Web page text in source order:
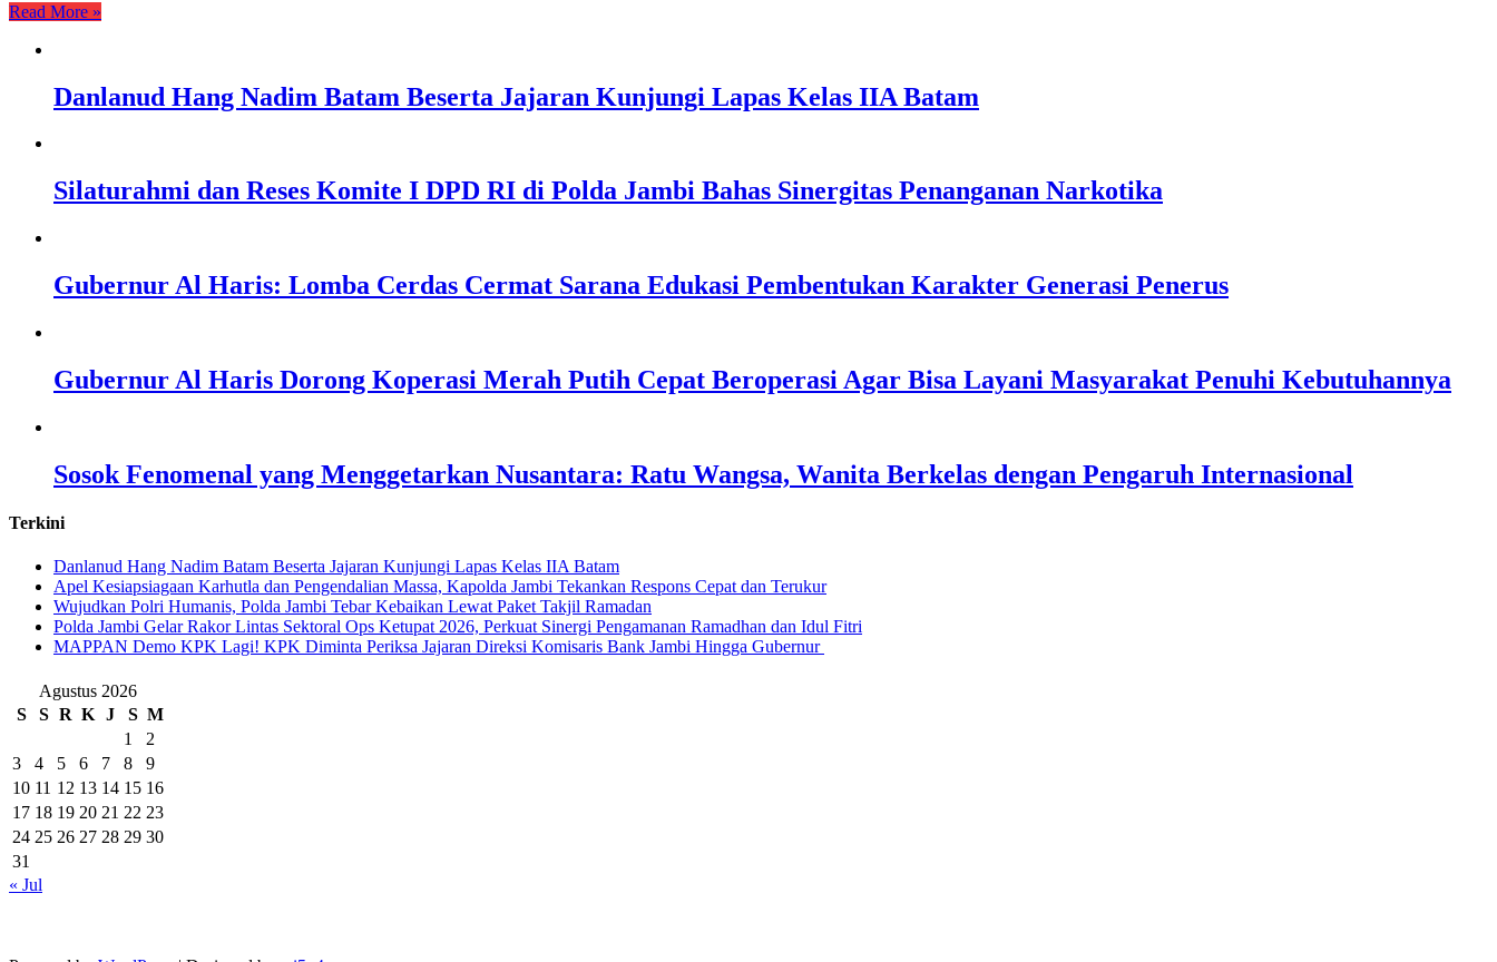
Read More »
Danlanud Hang Nadim Batam Beserta Jajaran Kunjungi Lapas Kelas IIA Batam
Silaturahmi dan Reses Komite I DPD RI di Polda Jambi Bahas Sinergitas Penanganan Narkotika
Gubernur Al Haris: Lomba Cerdas Cermat Sarana Edukasi Pembentukan Karakter Generasi Penerus
Gubernur Al Haris Dorong Koperasi Merah Putih Cepat Beroperasi Agar Bisa Layani Masyarakat Penuhi Kebutuhannya
Sosok Fenomenal yang Menggetarkan Nusantara: Ratu Wangsa, Wanita Berkelas dengan Pengaruh Internasional
Terkini
Danlanud Hang Nadim Batam Beserta Jajaran Kunjungi Lapas Kelas IIA Batam
Apel Kesiapsiagaan Karhutla dan Pengendalian Massa, Kapolda Jambi Tekankan Respons Cepat dan Terukur
Wujudkan Polri Humanis, Polda Jambi Tebar Kebaikan Lewat Paket Takjil Ramadan
Polda Jambi Gelar Rakor Lintas Sektoral Ops Ketupat 2026, Perkuat Sinergi Pengamanan Ramadhan dan Idul Fitri
‎MAPPAN Demo KPK Lagi! KPK Diminta Periksa Jajaran Direksi Komisaris Bank Jambi Hingga Gubernur ‎
Agustus 2026
S
S R K J S M
1
2
3
4 5 6 7 8
9
10 11 12 13 14 15 16
17 18 19 20 21 22 23
24 25 26 27 28 29 30
31
« Jul